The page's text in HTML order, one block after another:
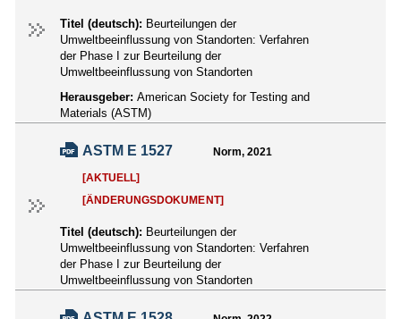
Titel (deutsch): Beurteilungen der
Umweltbeeinflussung von Standorten: Verfahren
der Phase I zur Beurteilung der
Umweltbeeinflussung von Standorten
Herausgeber: American Society for Testing and
Materials (ASTM)
ASTM E 1527 Norm, 2021
[AKTUELL]
[ÄNDERUNGSDOKUMENT]
Titel (deutsch): Beurteilungen der
Umweltbeeinflussung von Standorten: Verfahren
der Phase I zur Beurteilung der
Umweltbeeinflussung von Standorten